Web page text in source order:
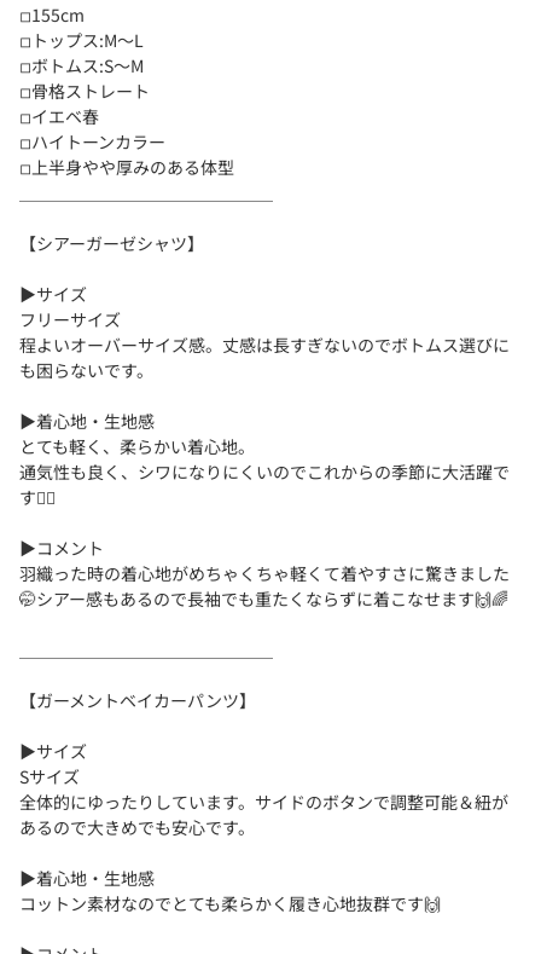
◽︎155cm
◽︎トップス:M〜L
◽︎ボトムス:S〜M
◽︎骨格ストレート
◽︎イエベ春
◽︎ハイトーンカラー
◽︎上半身やや厚みのある体型
【シアーガーゼシャツ】
▶︎サイズ
フリーサイズ
程よいオーバーサイズ感。丈感は長すぎないのでボトムス選びに
も困らないです。
▶︎着心地・生地感
とても軽く、柔らかい着心地。
通気性も良く、シワになりにくいのでこれからの季節に大活躍で
す🙆‍♀️
▶︎コメント
羽織った時の着心地がめちゃくちゃ軽くて着やすさに驚きました
🤭シアー感もあるので長袖でも重たくならずに着こなせます🙌🌈
【ガーメントベイカーパンツ】
▶︎サイズ
Sサイズ
全体的にゆったりしています。サイドのボタンで調整可能＆紐が
あるので大きめでも安心です。
▶︎着心地・生地感
コットン素材なのでとても柔らかく履き心地抜群です🙌